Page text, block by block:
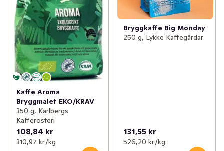
Kaffe Aroma
Bryggmalet EKO/KRAV
350 g, Karlbergs
Kafferosteri
108,84 kr
310,97 kr /kg
Bryggkaffe Big Monday
250 g, Lykke Kaffegårdar
131,55 kr
526,20 kr /kg